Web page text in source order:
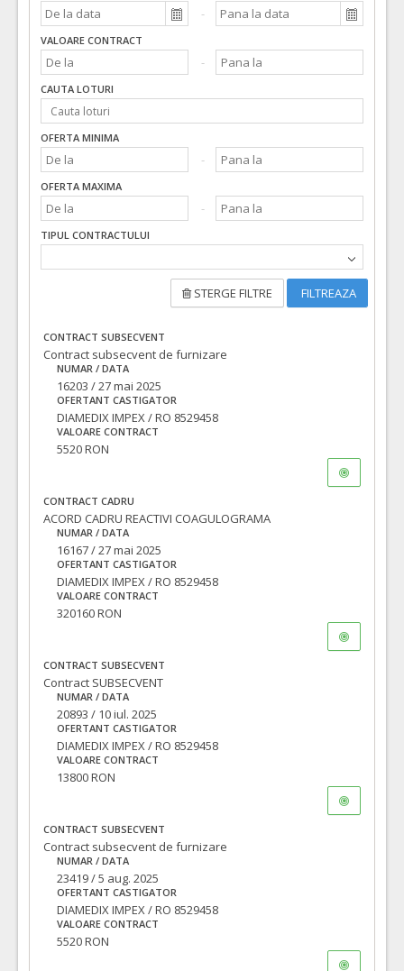
VALOARE CONTRACT
CAUTA LOTURI
OFERTA MINIMA
OFERTA MAXIMA
TIPUL CONTRACTULUI
STERGE FILTRE FILTREAZA
CONTRACT SUBSECVENT
Contract subsecvent de furnizare
NUMAR / DATA
16203 / 27 mai 2025
OFERTANT CASTIGATOR
DIAMEDIX IMPEX / RO 8529458
VALOARE CONTRACT
5520 RON
CONTRACT CADRU
ACORD CADRU REACTIVI COAGULOGRAMA
NUMAR / DATA
16167 / 27 mai 2025
OFERTANT CASTIGATOR
DIAMEDIX IMPEX / RO 8529458
VALOARE CONTRACT
320160 RON
CONTRACT SUBSECVENT
Contract SUBSECVENT
NUMAR / DATA
20893 / 10 iul. 2025
OFERTANT CASTIGATOR
DIAMEDIX IMPEX / RO 8529458
VALOARE CONTRACT
13800 RON
CONTRACT SUBSECVENT
Contract subsecvent de furnizare
NUMAR / DATA
23419 / 5 aug. 2025
OFERTANT CASTIGATOR
DIAMEDIX IMPEX / RO 8529458
VALOARE CONTRACT
5520 RON